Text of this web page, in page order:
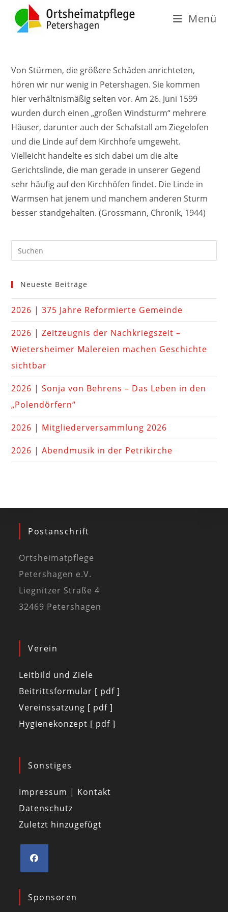
Menü
Von Stürmen, die größere Schäden anrichteten,
hören wir nur wenig in Petershagen. Sie kommen
hier verhältnismäßig selten vor. Am 26. Juni 1599
wurden durch einen „großen Windsturm“ mehrere
Häuser, darunter auch der Schafstall am Ziegelofen
und die Linde auf dem Kirchhofe umgeweht.
Vielleicht handelte es sich dabei um die alte
Gerichtslinde, die man gerade in unserer Gegend
sehr häufig auf den Kirchhöfen findet. Die Linde in
Warmsen hat jenem und manchem anderen Sturm
besser standgehalten. (Grossmann, Chronik, 1944)
Neueste Beiträge
2026 | 375 Jahre Reformierte Gemeinde
2026 | Zeitzeugnis der Nachkriegszeit –
Wietersheimer Malereien machen Geschichte
sichtbar
2026 | Sonja von Behrens – Das Leben in den
„Polendörfern“
2026 | Mitgliederversammlung 2026
2026 | Abendmusik in der Petrikirche
Postanschrift
Ortsheimatpflege
Petershagen e.V.
Liegnitzer Straße 4
32469 Petershagen
Verein
Leitbild und Ziele
Beitrittsformular [ pdf ]
Vereinssatzung [ pdf ]
Hygienekonzept [ pdf ]
Sonstiges
Impressum | Kontakt
Datenschutz
Zuletzt hinzugefügt
Sponsoren